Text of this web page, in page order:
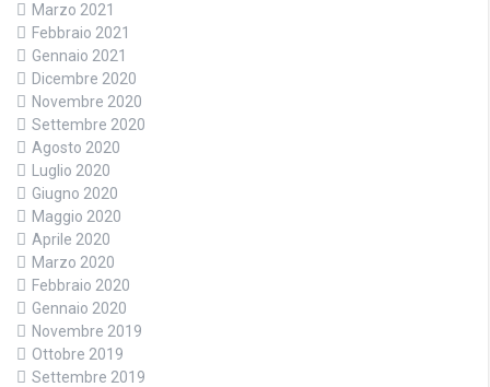
Marzo 2021
Febbraio 2021
Gennaio 2021
Dicembre 2020
Novembre 2020
Settembre 2020
Agosto 2020
Luglio 2020
Giugno 2020
Maggio 2020
Aprile 2020
Marzo 2020
Febbraio 2020
Gennaio 2020
Novembre 2019
Ottobre 2019
Settembre 2019